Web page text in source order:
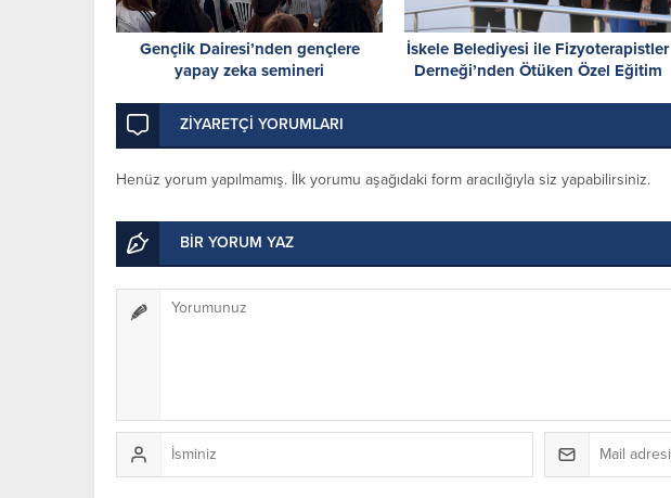
Gençlik Dairesi’nden gençlere
yapay zeka semineri
İskele Belediyesi ile Fizyoterapistler
Derneği’nden Ötüken Özel Eğitim
ZİYARETÇİ YORUMLARI
Henüz yorum yapılmamış. İlk yorumu aşağıdaki form aracılığıyla siz yapabilirsiniz.
BİR YORUM YAZ